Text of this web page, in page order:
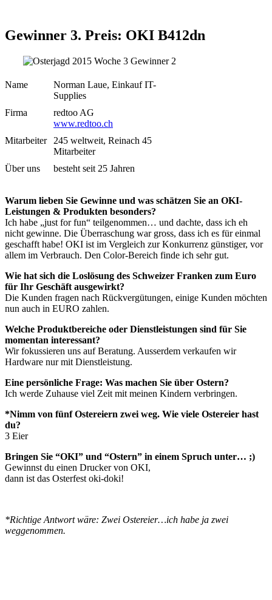
Gewinner 3. Preis: OKI B412dn
Name
Norman Laue, Einkauf IT-
Supplies
Firma
redtoo AG
www.redtoo.ch
Mitarbeiter
245 weltweit, Reinach 45
Mitarbeiter
Über uns
besteht seit 25 Jahren
Warum lieben Sie Gewinne und was schätzen Sie an OKI-
Leistungen & Produkten besonders?
Ich habe „just for fun“ teilgenommen… und dachte, dass ich eh
nicht gewinne. Die Überraschung war gross, dass ich es für einmal
geschafft habe! OKI ist im Vergleich zur Konkurrenz günstiger, vor
allem im Verbrauch. Den Color-Bereich finde ich sehr gut.
Wie hat sich die Loslösung des Schweizer Franken zum Euro
für Ihr Geschäft ausgewirkt?
Die Kunden fragen nach Rückvergütungen, einige Kunden möchten
nun auch in EURO zahlen.
Welche Produktbereiche oder Dienstleistungen sind für Sie
momentan interessant?
Wir fokussieren uns auf Beratung. Ausserdem verkaufen wir
Hardware nur mit Dienstleistung.
Eine persönliche Frage: Was machen Sie über Ostern?
Ich werde Zuhause viel Zeit mit meinen Kindern verbringen.
*Nimm von fünf Ostereiern zwei weg. Wie viele Ostereier hast
du?
3 Eier
Bringen Sie “OKI” und “Ostern” in einem Spruch unter… ;)
Gewinnst du einen Drucker von OKI,
dann ist das Osterfest oki-doki!
*Richtige Antwort wäre: Zwei Ostereier…ich habe ja zwei
weggenommen.